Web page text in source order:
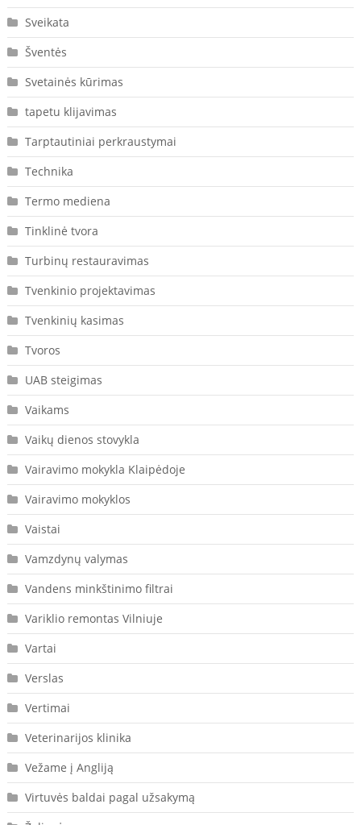
Sveikata
Šventės
Svetainės kūrimas
tapetu klijavimas
Tarptautiniai perkraustymai
Technika
Termo mediena
Tinklinė tvora
Turbinų restauravimas
Tvenkinio projektavimas
Tvenkinių kasimas
Tvoros
UAB steigimas
Vaikams
Vaikų dienos stovykla
Vairavimo mokykla Klaipėdoje
Vairavimo mokyklos
Vaistai
Vamzdynų valymas
Vandens minkštinimo filtrai
Variklio remontas Vilniuje
Vartai
Verslas
Vertimai
Veterinarijos klinika
Vežame į Angliją
Virtuvės baldai pagal užsakymą